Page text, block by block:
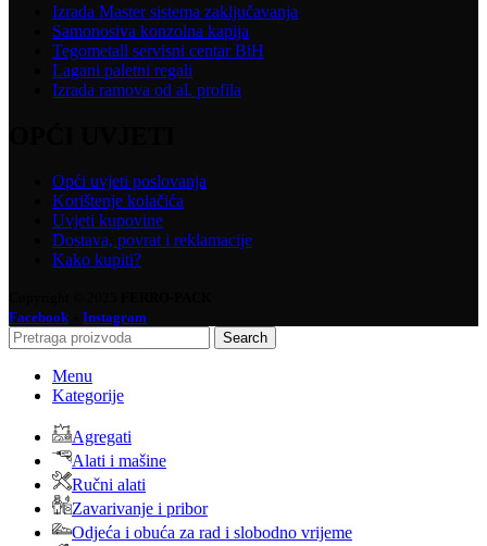
Izrada Master sistema zaključavanja
Samonosiva konzolna kapija
Tegometall servisni centar BiH
Lagani paletni regali
Izrada ramova od al. profila
Opći uvjeti poslovanja
Korištenje kolačića
Uvjeti kupovine
Dostava, povrat i reklamacije
Kako kupiti?
Facebook
Instagram
Search
Menu
Kategorije
Agregati
Alati i mašine
Ručni alati
Zavarivanje i pribor
Odjeća i obuća za rad i slobodno vrijeme